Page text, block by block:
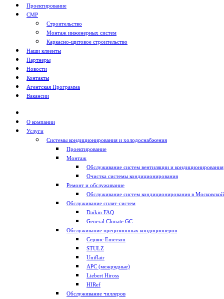
Проектирование
СМР
Строительство
Монтаж инженерных систем
Каркасно-щитовое строительство
Наши клиенты
Партнеры
Новости
Контакты
Агентская Программа
Вакансии
О компании
Услуги
Системы кондиционирования и холодоснабжения
Проектирование
Монтаж
Обслуживание систем вентиляции и кондиционирования
Очистка системы кондиционирования
Ремонт и обслуживание
Обслуживание систем кондиционирования в
Обслуживание сплит-систем
Daikin FAQ
General Climate GC
Обслуживание прецизионных кондиционеров
Сервис Emerson
STULZ
Uniflair
APC (межрядные)
Liebert Hiross
HIRef
Обслуживание чиллеров